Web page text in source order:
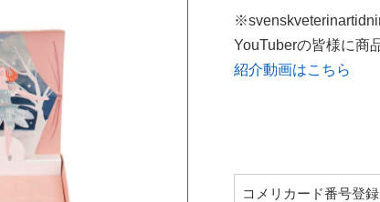
YouTuberの皆様に商
紹介動画はこちら
コメリカード番号登